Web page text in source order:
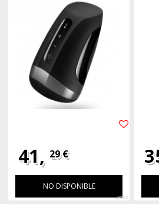
41, 29 €
NO DISPONIBLE
28696